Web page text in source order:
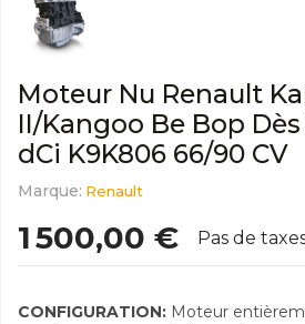
Moteur Nu Renault
II/Kangoo Be Bop Dès
dCi K9K806 66/90 CV
Marque: Renault
1 500,00 € Pas de
CONFIGURATION: Moteur